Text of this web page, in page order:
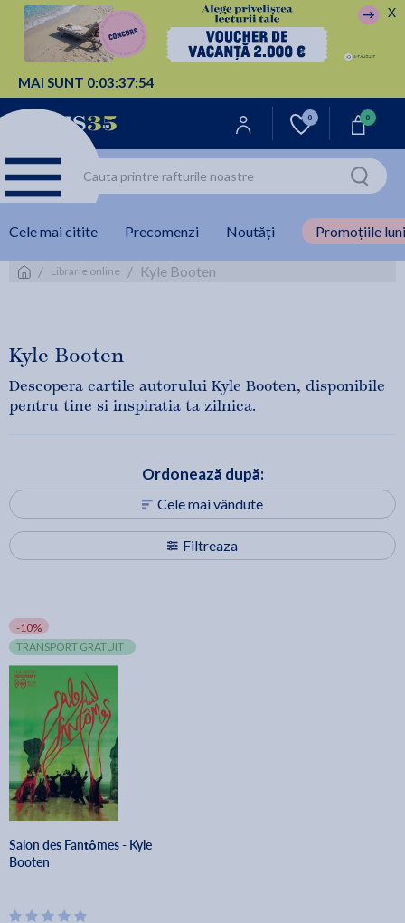
MAI SUNT 0:03:37:53
X
0 0
Cele mai citite Precomenzi Noutăți Promoțiile
/ Librarie online / Kyle Booten
Kyle Booten
Descopera cartile autorului Kyle Booten, disponibile
pentru tine si inspiratia ta zilnica.
Filtreaza
Ordonează după:
Cele mai vândute
-10%
TRANSPORT GRATUIT
Salon des Fantômes - Kyle
Booten